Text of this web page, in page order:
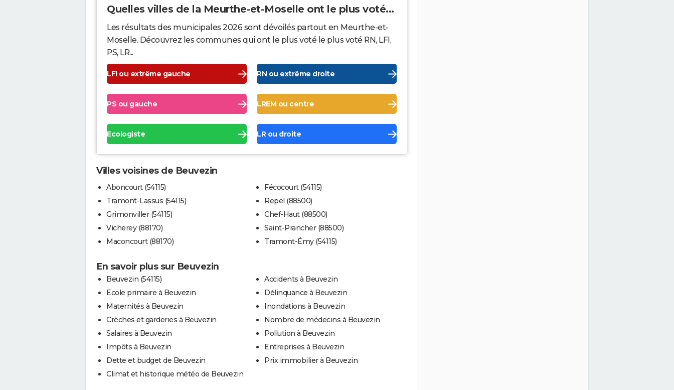
Quelles villes de la Meurthe-et-Moselle ont le plus voté...
Les résultats des municipales 2026 sont dévoilés partout en Meurthe-et-
Moselle. Découvrez les communes qui ont le plus voté le plus voté RN, LFI,
PS, LR...
LFI ou extrême gauche RN ou extrême droite
PS ou gauche LREM ou centre
Ecologiste LR ou droite
Villes voisines de Beuvezin
Aboncourt (54115)
Tramont-Lassus (54115)
Grimonviller (54115)
Vicherey (88170)
Maconcourt (88170)
Fécocourt (54115)
Repel (88500)
Chef-Haut (88500)
Saint-Prancher (88500)
Tramont-Émy (54115)
En savoir plus sur Beuvezin
Beuvezin (54115)
Ecole primaire à Beuvezin
Maternités à Beuvezin
Crèches et garderies à Beuvezin
Salaires à Beuvezin
Impôts à Beuvezin
Dette et budget de Beuvezin
Climat et historique météo de Beuvezin
Accidents à Beuvezin
Délinquance à Beuvezin
Inondations à Beuvezin
Nombre de médecins à Beuvezin
Pollution à Beuvezin
Entreprises à Beuvezin
Prix immobilier à Beuvezin